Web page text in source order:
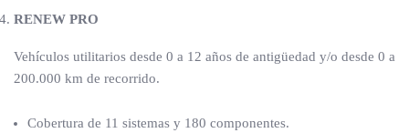
RENEW PRO
Vehículos utilitarios desde 0 a 12 años de antigüedad y/o desde 0 a
200.000 km de recorrido.
Cobertura de 11 sistemas y 180 componentes.